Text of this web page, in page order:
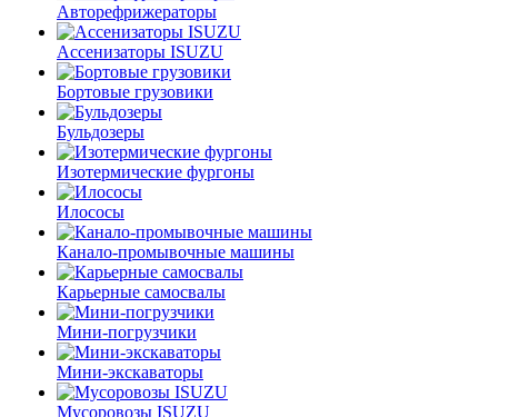
Авторефрижераторы
Ассенизаторы ISUZU
Бортовые грузовики
Бульдозеры
Изотермические фургоны
Илососы
Канало-промывочные машины
Карьерные самосвалы
Мини-погрузчики
Мини-экскаваторы
Мусоровозы ISUZU